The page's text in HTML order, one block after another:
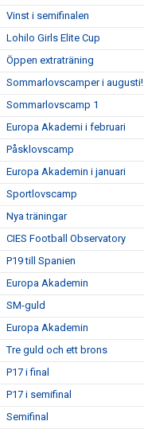
Vinst i semifinalen
Lohilo Girls Elite Cup
Öppen extraträning
Sommarlovscamper i augusti!
Sommarlovscamp 1
Europa Akademi i februari
Påsklovscamp
Europa Akademin i januari
Sportlovscamp
Nya träningar
CIES Football Observatory
P19 till Spanien
Europa Akademin
SM-guld
Europa Akademin
Tre guld och ett brons
P17 i final
P17 i semifinal
Semifinal